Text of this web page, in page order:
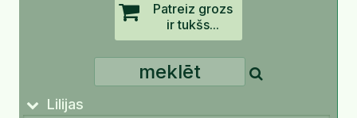
Patreiz grozs
ir tukšs...
Lilijas